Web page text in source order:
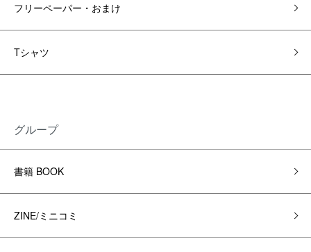
フリーペーパー・おまけ
Tシャツ
グループ
書籍 BOOK
ZINE/ミニコミ